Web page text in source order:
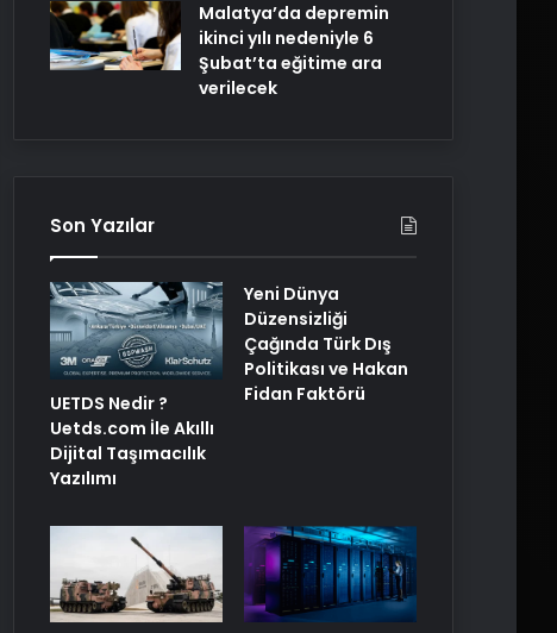
Malatya’da depremin
ikinci yılı nedeniyle 6
Şubat’ta eğitime ara
verilecek
Son Yazılar
UETDS Nedir ?
Uetds.com İle Akıllı
Dijital Taşımacılık
Yazılımı
Yeni Dünya
Düzensizliği
Çağında Türk Dış
Politikası ve Hakan
Fidan Faktörü